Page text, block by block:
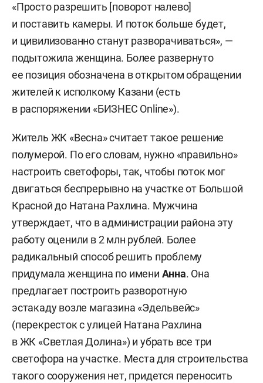
«Просто разрешить [поворот налево]
и поставить камеры. И поток больше будет,
и цивилизованно станут разворачиваться», —
подытожила женщина. Более развернуто
ее позиция обозначена в открытом обращении
жителей к исполкому Казани (есть
в распоряжении «БИЗНЕС Online»).
Житель ЖК «Весна» считает такое решение
полумерой. По его словам, нужно «правильно»
настроить светофоры, так, чтобы поток мог
двигаться беспрерывно на участке от Большой
Красной до Натана Рахлина. Мужчина
утверждает, что в администрации района эту
работу оценили в 2 млн рублей. Более
радикальный способ решить проблему
придумала женщина по имени Анна. Она
предлагает построить разворотную
эстакаду возле магазина «Эдельвейс»
(перекресток с улицей Натана Рахлина
в ЖК «Светлая Долина») и убрать все три
светофора на участке. Места для строительства
такого сооружения нет, придется переносить